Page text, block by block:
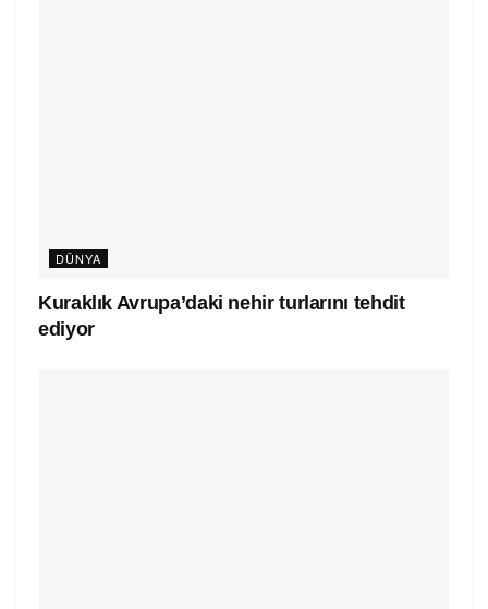
DÜNYA
Kuraklık Avrupa’daki nehir turlarını tehdit
ediyor